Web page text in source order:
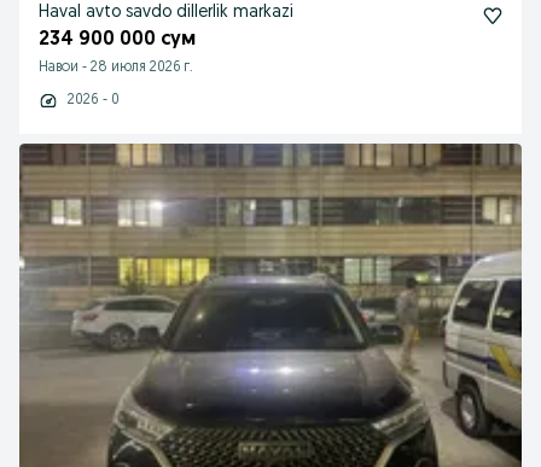
Haval avto savdo dillerlik markazi
234 900 000 сум
Навои - 28 июля 2026 г.
2026 - 0